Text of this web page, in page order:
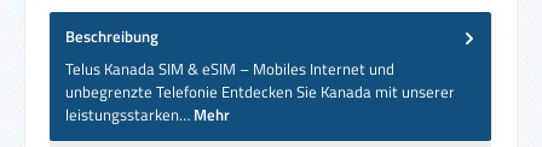
Beschreibung
Telus Kanada SIM & eSIM – Mobiles Internet und
unbegrenzte Telefonie Entdecken Sie Kanada mit unserer
leistungsstarken… Mehr